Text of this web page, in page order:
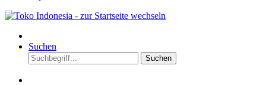
Suchen
Suchen